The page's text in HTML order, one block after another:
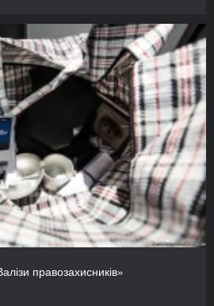
правозахисників»